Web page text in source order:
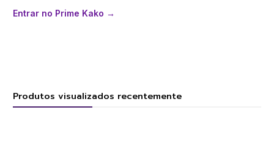
Entrar no Prime Kako →
Produtos visualizados recentemente